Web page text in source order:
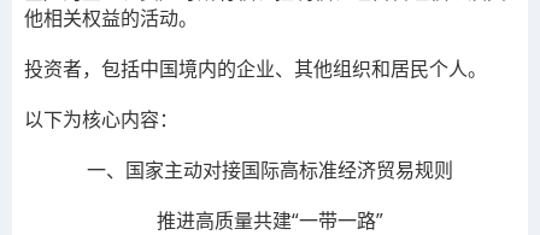
他相关权益的活动。
投资者，包括中国境内的企业、其他组织和居民个人。
以下为核心内容：
一、 国家主动对接国际高标准经济贸易规则
推进高质量共建“一带一路”